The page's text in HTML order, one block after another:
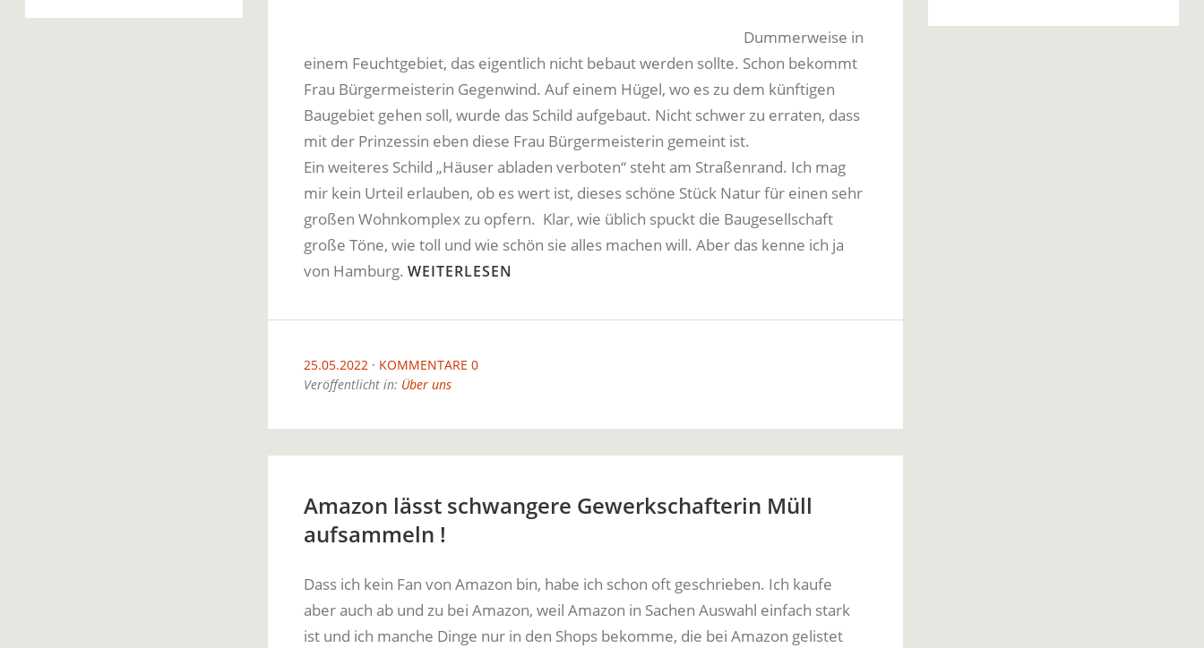
Dummerweise in
einem Feuchtgebiet, das eigentlich nicht bebaut werden sollte. Schon bekommt
Frau Bürgermeisterin Gegenwind. Auf einem Hügel, wo es zu dem künftigen
Baugebiet gehen soll, wurde das Schild aufgebaut. Nicht schwer zu erraten, dass
mit der Prinzessin eben diese Frau Bürgermeisterin gemeint ist.
Ein weiteres Schild „Häuser abladen verboten“ steht am Straßenrand. Ich mag
mir kein Urteil erlauben, ob es wert ist, dieses schöne Stück Natur für einen sehr
großen Wohnkomplex zu opfern. Klar, wie üblich spuckt die Baugesellschaft
große Töne, wie toll und wie schön sie alles machen will. Aber das kenne ich ja
von Hamburg. WEITERLESEN
25.05.2022
KOMMENTARE 0
Veröffentlicht in: Über uns
Amazon lässt schwangere Gewerkschafterin Müll
aufsammeln !
Dass ich kein Fan von Amazon bin, habe ich schon oft geschrieben. Ich kaufe
aber auch ab und zu bei Amazon, weil Amazon in Sachen Auswahl einfach stark
ist und ich manche Dinge nur in den Shops bekomme, die bei Amazon gelistet